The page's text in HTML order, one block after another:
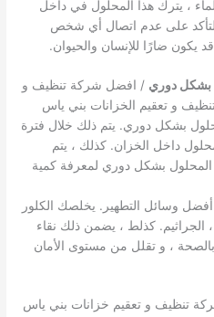
، يترك هذا المحلول في داخل
و يتم التأكد على عدم اتصال أي شخص
يكون ضارًا للإنسان والحيوان.
بشكل دوري / افضل شركة تنظيف و
و تعقيم الخزانات بني ياس
بشكل دوري. يتم ذلك خلال فترة
المحلول داخل الخزان. كذلك ، يتم
بشكل دوري لمعرفة كمية
وسائل التطهير. يخلصك الكلور
، الجراثيم. كذلط ، يضمن ذلك نقاء
، و تقلل من مستوى الأمان
تنظيف و تعقيم خزانات بني ياس